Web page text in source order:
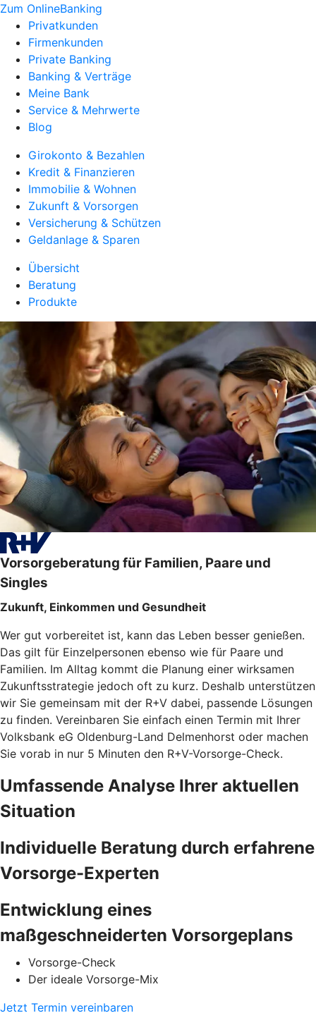
Zum OnlineBanking
Privatkunden
Firmenkunden
Private Banking
Banking & Verträge
Meine Bank
Service & Mehrwerte
Blog
Girokonto & Bezahlen
Kredit & Finanzieren
Immobilie & Wohnen
Zukunft & Vorsorgen
Versicherung & Schützen
Geldanlage & Sparen
Übersicht
Beratung
Produkte
Vorsorgeberatung für Familien, Paare und
Singles
Zukunft, Einkommen und Gesundheit
Wer gut vorbereitet ist, kann das Leben besser genießen.
Das gilt für Einzelpersonen ebenso wie für Paare und
Familien. Im Alltag kommt die Planung einer wirksamen
Zukunftsstrategie jedoch oft zu kurz. Deshalb unterstützen
wir Sie gemeinsam mit der R+V dabei, passende Lösungen
zu finden. Vereinbaren Sie einfach einen Termin mit Ihrer
Volksbank eG Oldenburg-Land Delmenhorst oder machen
Sie vorab in nur 5 Minuten den R+V-Vorsorge-Check.
Umfassende Analyse Ihrer aktuellen
Situation
Individuelle Beratung durch erfahrene
Vorsorge-Experten
Entwicklung eines
maßgeschneiderten Vorsorgeplans
Vorsorge-Check
Der ideale Vorsorge-Mix
Jetzt Termin vereinbaren